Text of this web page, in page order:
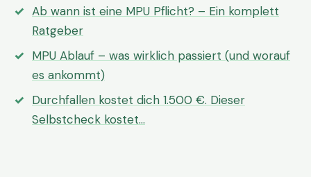
Ab wann ist eine MPU Pflicht? – Ein komplett
Ratgeber
MPU Ablauf – was wirklich passiert (und worauf
es ankommt)
Durchfallen kostet dich 1.500 €. Dieser
Selbstcheck kostet…